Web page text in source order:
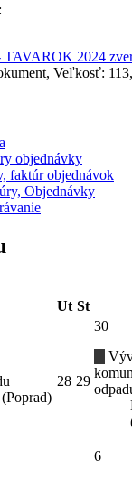
TAVAROK 2024
Veľkosť:
objednávky
faktúr objednávok
Objednávky
Ut St
28 29
30
6